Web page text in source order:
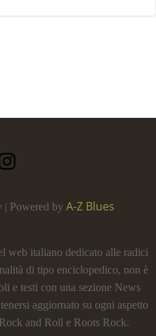
| Powered by A-Z Blues
web italiano dedicato alle radici
di tipo enciclopedico, non è
e testi con una sezione News
aggiornato su ogni aspetto
and Roll e Roots Rock.